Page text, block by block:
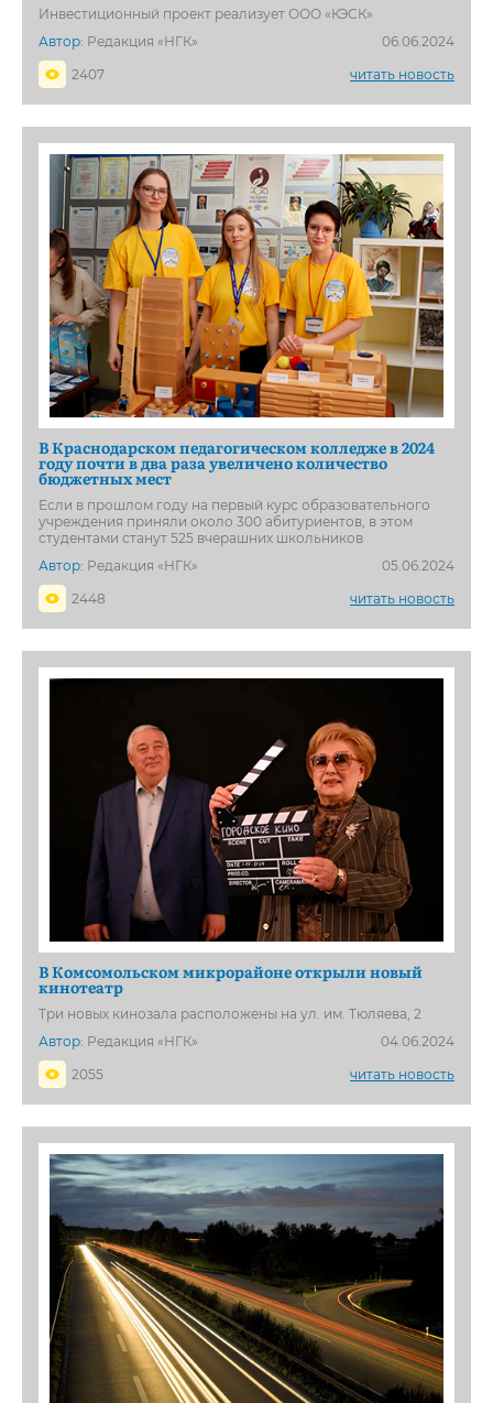
Инвестиционный проект реализует ООО «КЭСК»
Автор: Редакция «НГК»
06.06.2024
2407
читать новость
В Краснодарском педагогическом колледже в 2024
году почти в два раза увеличено количество
бюджетных мест
Если в прошлом году на первый курс образовательного
учреждения приняли около 300 абитуриентов, в этом
студентами станут 525 вчерашних школьников
Автор: Редакция «НГК»
05.06.2024
2448
читать новость
В Комсомольском микрорайоне открыли новый
кинотеатр
Три новых кинозала расположены на ул. им. Тюляева, 2
Автор: Редакция «НГК»
04.06.2024
2055
читать новость